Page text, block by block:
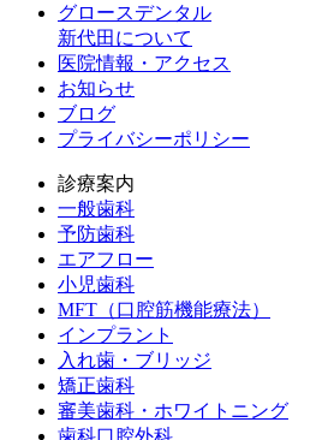
グロースデンタル
新代田について
医院情報・アクセス
お知らせ
ブログ
プライバシーポリシー
診療案内
一般歯科
予防歯科
エアフロー
小児歯科
MFT（口腔筋機能療法）
インプラント
入れ歯・ブリッジ
矯正歯科
審美歯科・ホワイトニング
歯科口腔外科